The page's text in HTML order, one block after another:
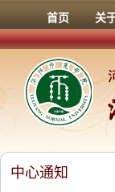
首页 关
中心通知